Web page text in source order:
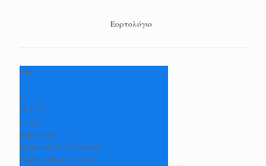
Εορτολόγιο
+35
°
C
H: +37°
L: +27°
Καρδίτσα
Κυριακή, 09 Αύγουστος
Πρόγνωση για 7 μέρες